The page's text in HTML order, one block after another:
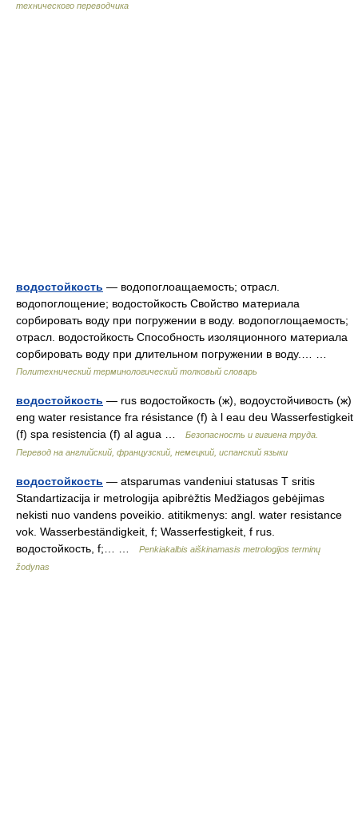
технического переводчика
водостойкость — водопоглоащаемость; отрасл.
водопоглощение; водостойкость Свойство материала
сорбировать воду при погружении в воду. водопоглощаемость;
отрасл. водостойкость Способность изоляционного материала
сорбировать воду при длительном погружении в воду.… …
Политехнический терминологический толковый словарь
водостойкость — rus водостойкость (ж), водоустойчивость (ж)
eng water resistance fra résistance (f) à l eau deu Wasserfestigkeit
(f) spa resistencia (f) al agua …
Безопасность и гигиена труда.
Перевод на английский, французский, немецкий, испанский языки
водостойкость — atsparumas vandeniui statusas T sritis
Standartizacija ir metrologija apibrėžtis Medžiagos gebėjimas
nekisti nuo vandens poveikio. atitikmenys: angl. water resistance
vok. Wasserbeständigkeit, f; Wasserfestigkeit, f rus.
водостойкость, f;… …
Penkiakalbis aiškinamasis metrologijos terminų
žodynas